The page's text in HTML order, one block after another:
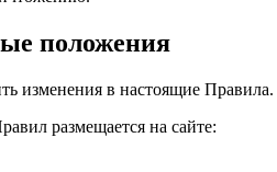
положения
изменения в настоящие Правила.
размещается на сайте: